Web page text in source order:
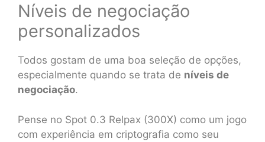
Níveis de negociação
personalizados
Todos gostam de uma boa seleção de opções,
especialmente quando se trata de níveis de
negociação.
Pense no Spot 0.3 Relpax (300X) como um jogo
com experiência em criptografia como seu